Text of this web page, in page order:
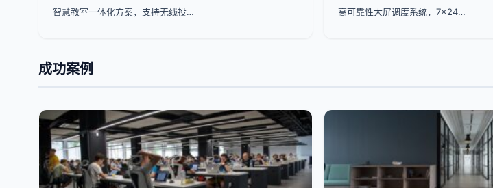
智慧教室一体化方案，支持无线投… 高可靠性大屏调度系统，7x24…
成功案例